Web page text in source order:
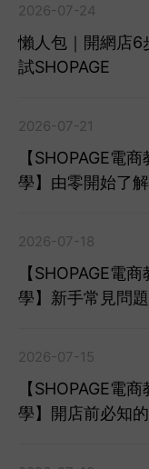
2026-07-24
懶人包｜開網店
試SHOPAGE
2026-07-21
【SHOPAGE電
學】由零開始了
2026-07-18
【SHOPAGE電
學】新手常見問
2026-07-15
【SHOPAGE電
學】開店前必知